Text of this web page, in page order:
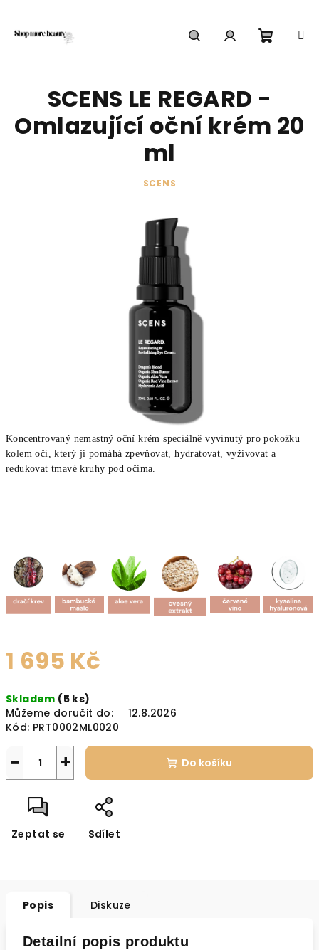
košík
Koncentrovaný nemastný oční krém speciálně vyvinutý pro pokožku
kolem očí, který ji pomáhá zpevňovat, hydratovat, vyživovat a
redukovat tmavé kruhy pod očima.
1 695 Kč
cena:
Skladem (5 ks)
Můžeme doručit do:
12.8.2026
Kód: PRT0002ML0020
+
− Do košíku
Zeptat se Sdílet
SCENS LE REGARD -
Omlazující oční krém 20
ml
SCENS
Popis Diskuze
Detailní popis produktu